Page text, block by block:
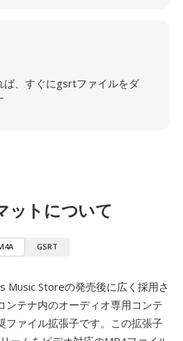
ば、すぐにgsrtファイルをダ
ットについて
GSRT
Music Storeの発売後に広く採用さ
ンテナ内のオーディオ専用コンテ
ファイル拡張子です。この拡張子